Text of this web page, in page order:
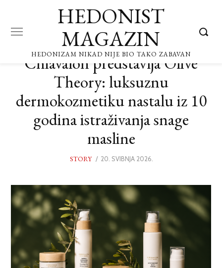
HEDONIST
MAGAZIN
HEDONIZAM NIKAD NIJE BIO TAKO ZABAVAN
Chiavalon predstavlja Olive
Theory: luksuznu
dermokozmetiku nastalu iz 10
godina istraživanja snage
masline
STORY
POSTED
20. SVIBNJA 2026.